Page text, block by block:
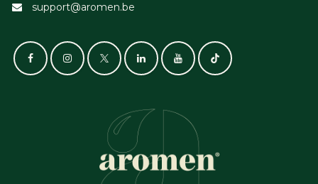
support@aromen.be